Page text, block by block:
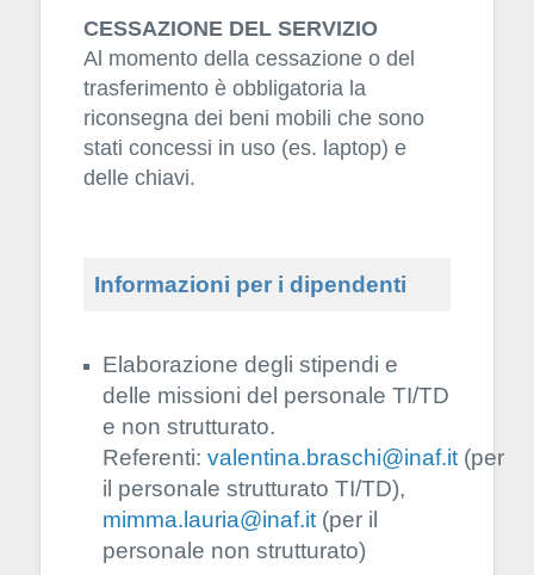
CESSAZIONE DEL SERVIZIO
Al momento della cessazione o del
trasferimento è obbligatoria la
riconsegna dei beni mobili che sono
stati concessi in uso (es. laptop) e
delle chiavi.
Informazioni per i dipendenti
Elaborazione degli stipendi e
delle missioni del personale TI/TD
e non strutturato.
Referenti: valentina.braschi@inaf.it(per
il personale strutturato TI/TD),
mimma.lauria@inaf.it(per il
personale non strutturato)